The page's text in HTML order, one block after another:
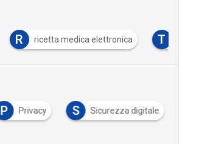
R ricetta medica elettronica T
P Privacy S Sicurezza digitale